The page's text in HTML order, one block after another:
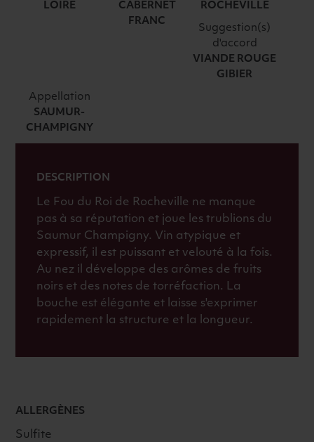
CHAMPIGNY
DOMAINE
ROCHEVILLE
LOIRE
CABERNET
FRANC
ROCHEVILLE
Suggestion(s)
d'accord
VIANDE ROUGE
GIBIER
Appellation
SAUMUR-
CHAMPIGNY
DESCRIPTION
Le Fou du Roi de Rocheville ne manque
pas à sa réputation et joue les trublions du
Saumur Champigny. Vin atypique et
expressif, il est puissant et velouté à la fois.
Au nez il développe des arômes de fruits
noirs et des notes de torréfaction. La
bouche est élégante et laisse s'exprimer
rapidement la structure et la longueur.
ALLERGÈNES
Sulfite